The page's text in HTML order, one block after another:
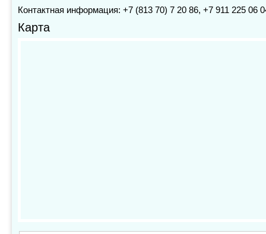
Контактная информация: +7 (813 70) 7 20 86, +7 911 225 06
Карта